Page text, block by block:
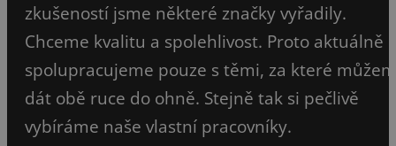
zkušeností jsme některé značky vyřadily.
Chceme kvalitu a spolehlivost. Proto aktuálně
spolupracujeme pouze s těmi, za které
dát obě ruce do ohně. Stejně tak si pečlivě
vybíráme naše vlastní pracovníky.